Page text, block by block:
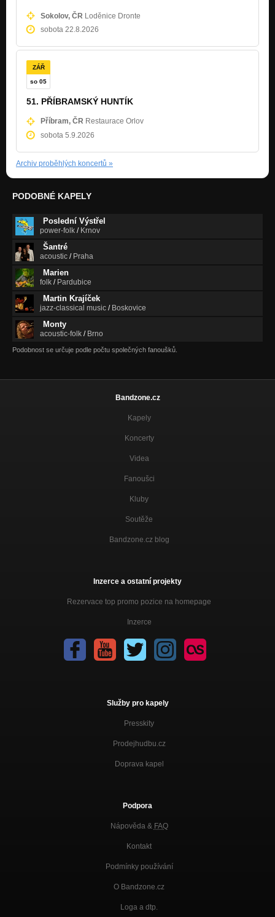
Sokolov, ČR Loděnice Dronte
sobota 22.8.2026
ZÁŘ
so 05
51. PŘÍBRAMSKÝ HUNTÍK
Příbram, ČR Restaurace Orlov
sobota 5.9.2026
Archiv proběhlých koncertů »
PODOBNÉ KAPELY
Poslední Výstřel
power-folk / Krnov
Šantré
acoustic / Praha
Marien
folk / Pardubice
Martin Krajíček
jazz-classical music / Boskovice
Monty
acoustic-folk / Brno
Podobnost se určuje podle počtu společných fanoušků.
Bandzone.cz
Kapely
Koncerty
Videa
Fanoušci
Kluby
Soutěže
Bandzone.cz blog
Inzerce a ostatní projekty
Rezervace top promo pozice na homepage
Inzerce
Služby pro kapely
Presskity
Prodejhudbu.cz
Doprava kapel
Podpora
Nápověda & FAQ
Kontakt
Podmínky používání
O Bandzone.cz
Loga a dtp.